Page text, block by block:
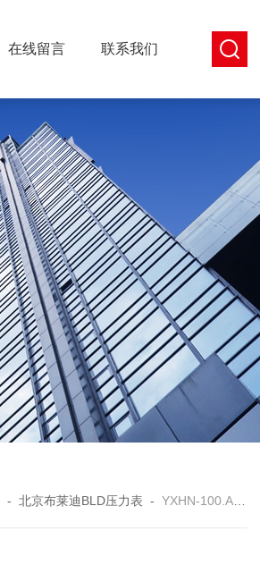
在线留言 联系我们
-北京布莱迪BLD压力表 -YXHN-100.AO压力表YXHN-100.AO全不锈钢电接点压力表布莱迪